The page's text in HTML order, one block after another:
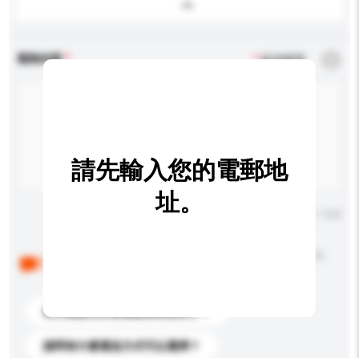
查詢內容 *必須填寫
你們能提供的最優惠價格是多少？
請問有什麼運送方式可以選擇？
請先輸入您的電郵地
址。